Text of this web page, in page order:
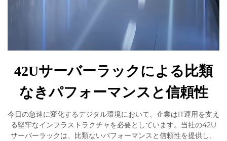
42Uサーバーラックによる比類
なきパフォーマンスと信頼性
今日の急速に変化するデジタル環境において、企業はIT運用を支え
る堅牢なインフラストラクチャを必要としています。当社の42U
サーバーラックは、比類ないパフォーマンスと信頼性を提供し、